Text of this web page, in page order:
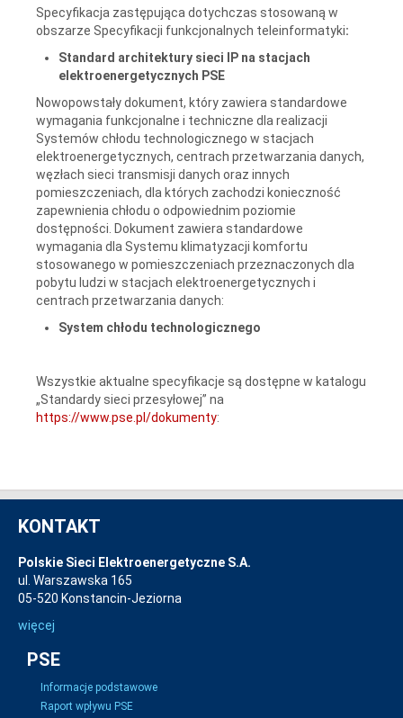
Specyfikacja zastępująca dotychczas stosowaną w
obszarze Specyfikacji funkcjonalnych teleinformatyki:
Standard architektury sieci IP na stacjach
elektroenergetycznych PSE
Nowopowstały dokument, który zawiera standardowe
wymagania funkcjonalne i techniczne dla realizacji
Systemów chłodu technologicznego w stacjach
elektroenergetycznych, centrach przetwarzania danych,
węzłach sieci transmisji danych oraz innych
pomieszczeniach, dla których zachodzi konieczność
zapewnienia chłodu o odpowiednim poziomie
dostępności. Dokument zawiera standardowe
wymagania dla Systemu klimatyzacji komfortu
stosowanego w pomieszczeniach przeznaczonych dla
pobytu ludzi w stacjach elektroenergetycznych i
centrach przetwarzania danych:
System chłodu technologicznego
Wszystkie aktualne specyfikacje są dostępne w katalogu
„Standardy sieci przesyłowej” na
https://www.pse.pl/dokumenty:
KONTAKT
Polskie Sieci Elektroenergetyczne S.A.
ul. Warszawska 165
05-520 Konstancin-Jeziorna
więcej
PSE
Informacje podstawowe
Raport wpływu PSE